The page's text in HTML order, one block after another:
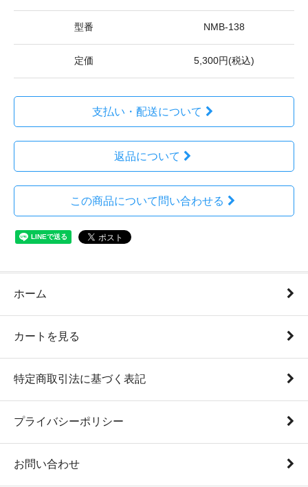
型番 NMB-138
定価 5,300円(税込)
支払い・配送について
返品について
この商品について問い合わせる
ホーム
カートを見る
特定商取引法に基づく表記
プライバシーポリシー
お問い合わせ